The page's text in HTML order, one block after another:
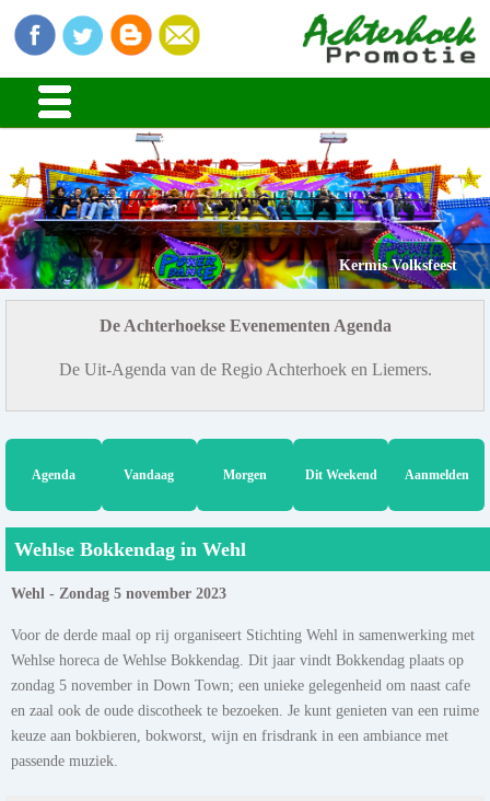
Kermis Volksfeest
De Achterhoekse Evenementen Agenda
De Uit-Agenda van de Regio Achterhoek en Liemers.
Agenda Vandaag Morgen Dit Weekend Aanmelden
Wehlse Bokkendag in Wehl
Wehl - Zondag 5 november 2023
Voor de derde maal op rij organiseert Stichting Wehl in samenwerking met
Wehlse horeca de Wehlse Bokkendag. Dit jaar vindt Bokkendag plaats op
zondag 5 november in Down Town; een unieke gelegenheid om naast cafe
en zaal ook de oude discotheek te bezoeken. Je kunt genieten van een ruime
keuze aan bokbieren, bokworst, wijn en frisdrank in een ambiance met
passende muziek.